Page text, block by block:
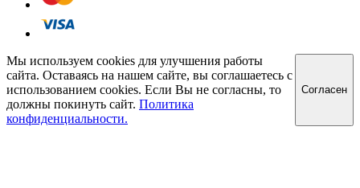
Мы используем cookies для улучшения работы
сайта. Оставаясь на нашем сайте, вы соглашаетесь с
использованием cookies. Если Вы не согласны, то
должны покинуть сайт. Политика
конфиденциальности.
Cогласен